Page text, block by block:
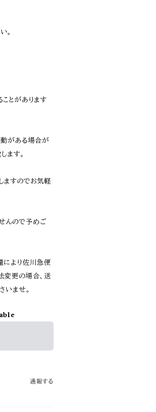
。
とがあります
がある場合が
ます。
ますのでお気軽
んので予めご
により佐川急便
変更の場合、送
いませ。
通報する